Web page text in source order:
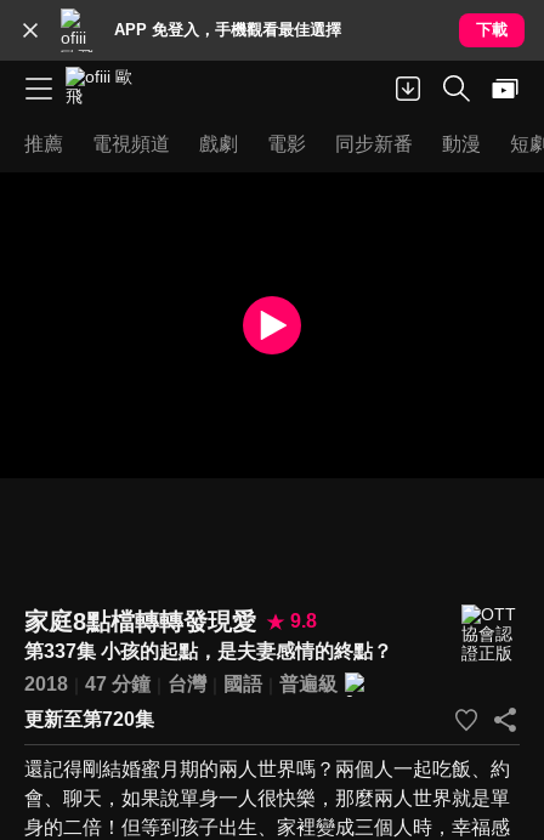
APP 免登入，手機觀看最佳選擇 下載
推薦 電視頻道 戲劇 電影 同步新番 動漫 短
家庭8點檔轉轉發現愛
9.8
第337集 小孩的起點，是夫妻感情的終點？
2018
47 分鐘 台灣 國語
普遍級
更新至第720集
還記得剛結婚蜜月期的兩人世界嗎？兩個人一起吃飯、約
會、聊天，如果說單身一人很快樂，那麼兩人世界就是單
身的二倍！但等到孩子出生、家裡變成三個人時，幸福感